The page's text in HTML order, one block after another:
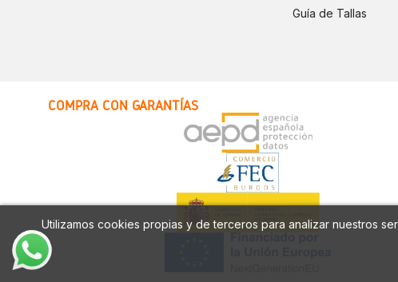
Utilizamos cookies propias y de terceros para analizar nuestros
Guía de Tallas
COMPRA CON GARANTÍAS